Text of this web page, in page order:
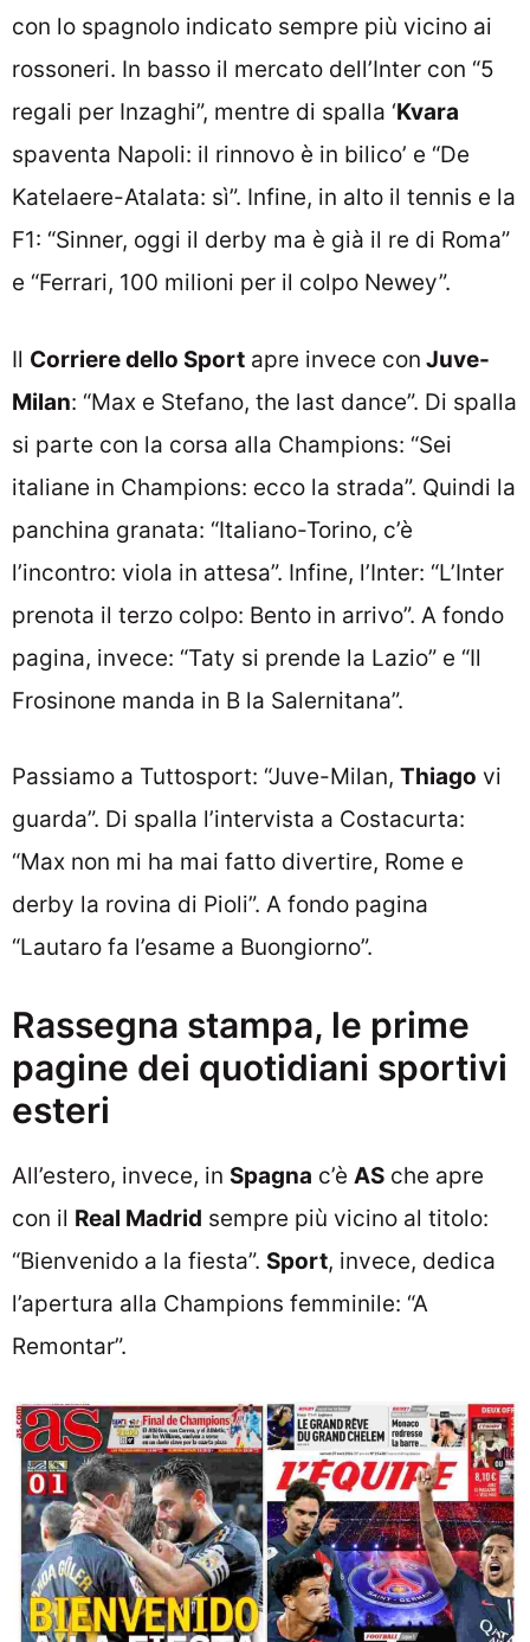
con lo spagnolo indicato sempre più vicino ai
rossoneri. In basso il mercato dell’Inter con “5
regali per Inzaghi”, mentre di spalla ‘Kvara
spaventa Napoli: il rinnovo è in bilico’ e “De
Katelaere-Atalata: sì”. Infine, in alto il tennis e la
F1: “Sinner, oggi il derby ma è già il re di Roma”
e “Ferrari, 100 milioni per il colpo Newey”.
Il Corriere dello Sport apre invece con Juve-
Milan: “Max e Stefano, the last dance”. Di spalla
si parte con la corsa alla Champions: “Sei
italiane in Champions: ecco la strada”. Quindi la
panchina granata: “Italiano-Torino, c’è
l’incontro: viola in attesa”. Infine, l’Inter: “L’Inter
prenota il terzo colpo: Bento in arrivo”. A fondo
pagina, invece: “Taty si prende la Lazio” e “Il
Frosinone manda in B la Salernitana”.
Passiamo a Tuttosport: “Juve-Milan, Thiago vi
guarda”. Di spalla l’intervista a Costacurta:
“Max non mi ha mai fatto divertire, Rome e
derby la rovina di Pioli”. A fondo pagina
“Lautaro fa l’esame a Buongiorno”.
Rassegna stampa, le prime
pagine dei quotidiani sportivi
esteri
All’estero, invece, in Spagna c’è AS che apre
con il Real Madrid sempre più vicino al titolo:
“Bienvenido a la fiesta”. Sport, invece, dedica
l’apertura alla Champions femminile: “A
Remontar”.